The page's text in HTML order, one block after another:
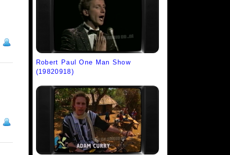
Robert Paul One Man Show
(19820918)